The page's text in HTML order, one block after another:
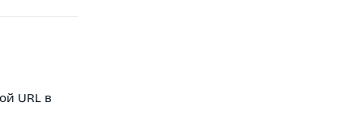
URL в